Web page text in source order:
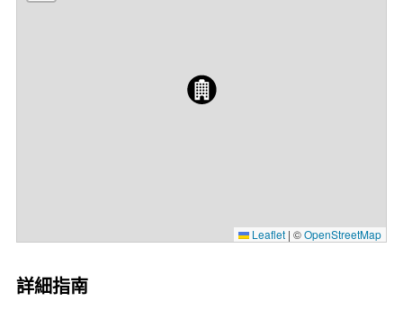
Leaflet | ©OpenStreetMap
詳細指南